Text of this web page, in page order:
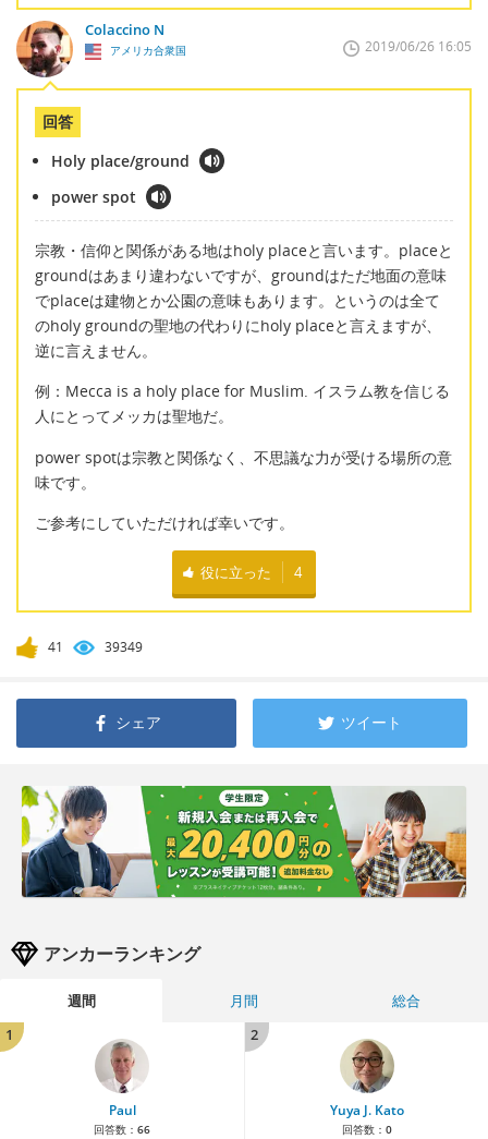
Colaccino N
アメリカ合衆国 2019/06/26 16:05
回答
Holy place/ground
power spot
宗教・信仰と関係がある地はholy placeと言います。placeと
groundはあまり違わないですが、groundはただ地面の意味
でplaceは建物とか公園の意味もあります。というのは全て
のholy groundの聖地の代わりにholy placeと言えますが、
逆に言えません。
例：Mecca is a holy place for Muslim. イスラム教を信じる
人にとってメッカは聖地だ。
power spotは宗教と関係なく、不思議な力が受ける場所の意
味です。
ご参考にしていただければ幸いです。
役に立った 4
41 39349
シェア ツイート
アンカーランキング
週間 月間
総合
1
Paul
回答数： 66
2
Yuya J. Kato
回答数： 0